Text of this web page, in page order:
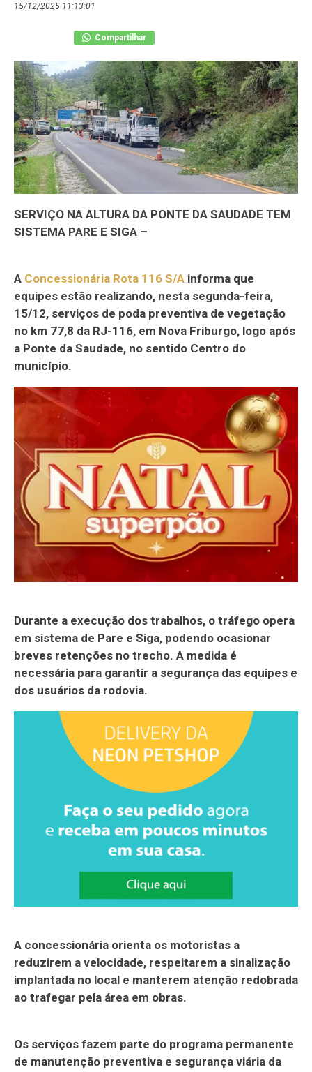
15/12/2025 11:13:01
Compartilhar
SERVIÇO NA ALTURA DA PONTE DA SAUDADE TEM
SISTEMA PARE E SIGA –
A Concessionária Rota 116 S/A informa que
equipes estão realizando, nesta segunda-feira,
15/12, serviços de poda preventiva de vegetação
no km 77,8 da RJ-116, em Nova Friburgo, logo após
a Ponte da Saudade, no sentido Centro do
município.
Durante a execução dos trabalhos, o tráfego opera
em sistema de Pare e Siga, podendo ocasionar
breves retenções no trecho. A medida é
necessária para garantir a segurança das equipes e
dos usuários da rodovia.
A concessionária orienta os motoristas a
reduzirem a velocidade, respeitarem a sinalização
implantada no local e manterem atenção redobrada
ao trafegar pela área em obras.
Os serviços fazem parte do programa permanente
de manutenção preventiva e segurança viária da